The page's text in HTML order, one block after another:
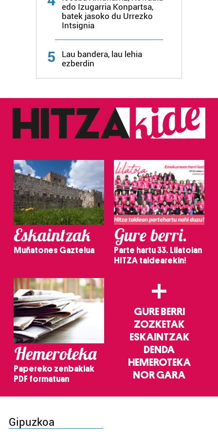
edo Izugarria Konpartsa,
batek jasoko du Urrezko
Intsignia
5
Lau bandera, lau lehia
ezberdin
Eskaintzak
Muñatones Gaztelua
Gure berri.
Parte hartu 33. Lilatoian
HITZA taldearekin!
Hemeroteka
Papereko zenbakiak
PDF formatuan
+
GURE BERRI
ZOZKETAK
ESKAINTZAK
DENDA
HEMEROTEKA
NOR GARA
Gipuzkoa